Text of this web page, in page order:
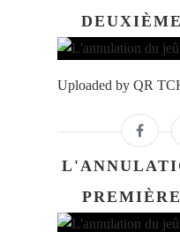
Uploaded by QR